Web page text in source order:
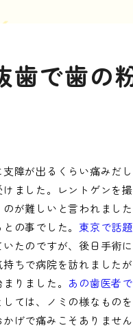
歯で歯の
障が出るくらい痛みだし
ました。レントゲンを
が難しいと言われまし
の事でした。 東京で話
たのですが、後日手術
ちで病院を訪れました
りました。 あの歯医者
ては、ノミの様なもの
げで痛みこそありませ